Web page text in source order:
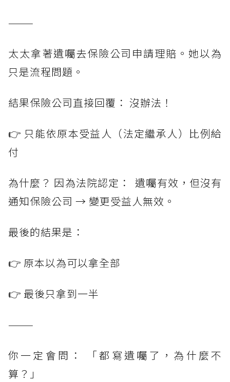
———
太太拿著遺囑去保險公司申請理賠。她以為
只是流程問題。
結果保險公司直接回覆： 沒辦法！
👉 只能依原本受益人（法定繼承人）比例給
付
為什麼？ 因為法院認定： 遺囑有效，但沒有
通知保險公司 → 變更受益人無效。
最後的結果是：
👉 原本以為可以拿全部
👉 最後只拿到一半
———
你一定會問： 「都寫遺囑了，為什麼不
算？」